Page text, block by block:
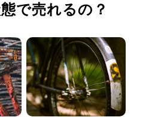
で売れるの？